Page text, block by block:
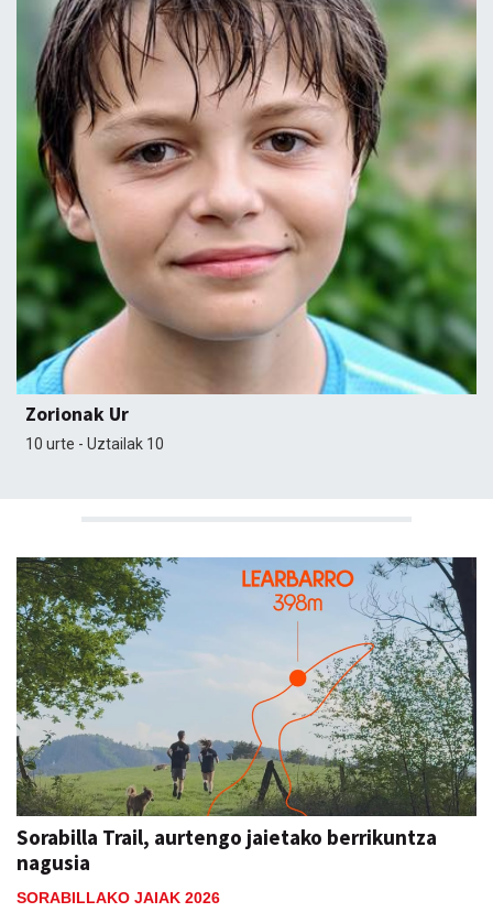
Zorionak Ur
10 urte - Uztailak 10
Sorabilla Trail, aurtengo jaietako berrikuntza
nagusia
SORABILLAKO JAIAK 2026